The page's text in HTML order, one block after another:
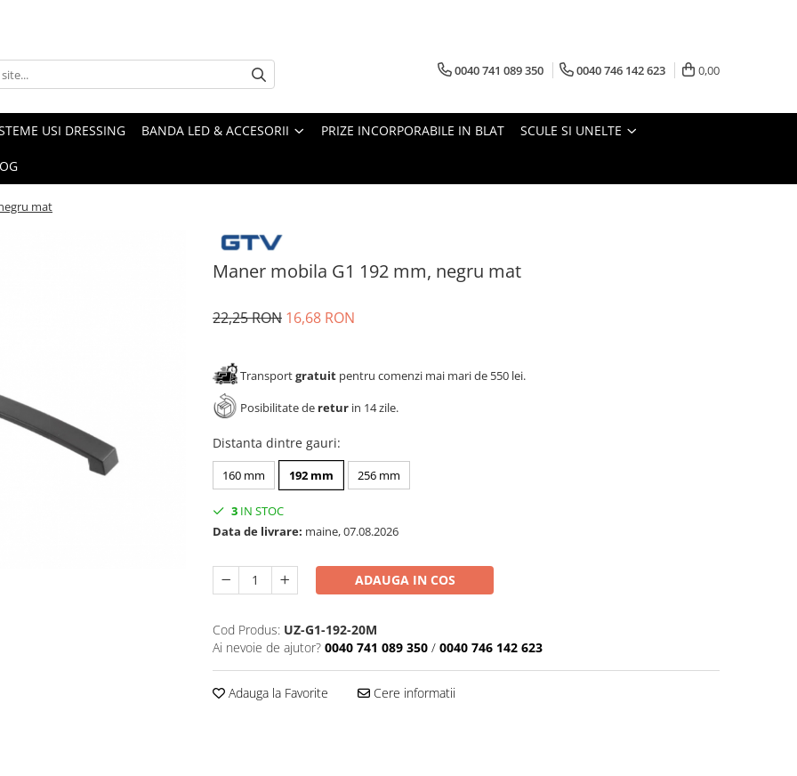
0040 741 089 350 0040 746 142 623 0,00
USI DRESSING BANDA LED & ACCESORII PRIZE INCORPORABILE IN BLAT SCULE SI UNELTE
mat
Maner mobila G1 192 mm, negru mat
22,25 RON 16,68 RON
Transportgratuit pentru comenzi mai mari de 550 lei.
Posibilitate de retur in 14 zile.
Distanta dintre gauri:
160 mm 192 mm 256 mm
3 IN STOC
Data de livrare: maine, 07.08.2026
ADAUGA IN COS
Cod Produs: UZ-G1-192-20M
Ai nevoie de ajutor? 0040 741 089 350 / 0040 746 142 623
Adauga la Favorite Cere informatii